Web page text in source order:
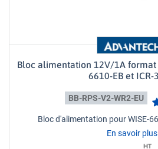
Bloc alimentation 12V/1A format
6610-EB et ICR-
BB-RPS-V2-WR2-EU
Bloc d'alimentation pour WISE-
En savoir plus
HT